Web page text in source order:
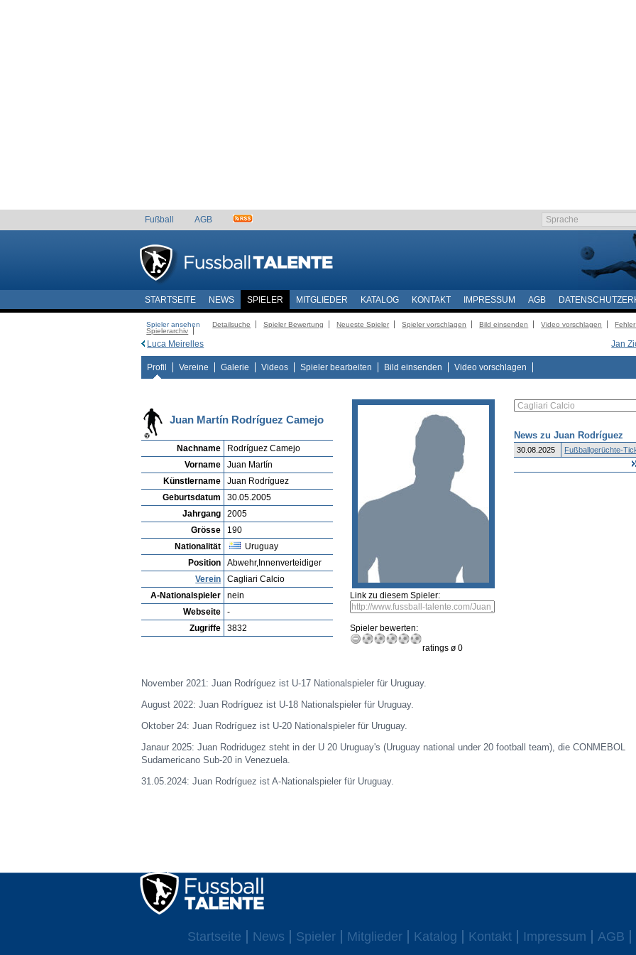
Fußball AGB
STARTSEITE NEWS SPIELER MITGLIEDER KATALOG KONTAKT IMPRESSUM AGB
Spieler ansehen Detailsuche Spieler Bewertung Neueste Spieler Spieler vorschlagen Bild einsenden Video vorschlagen
Spielerarchiv
Jan
Luca Meirelles
Profil Vereine Galerie Videos Spieler bearbeiten Bild einsenden Video vorschlagen
Juan Martín Rodríguez Camejo
Nachname
Rodríguez Camejo
Vorname
Juan Martín
Künstlername
Juan Rodríguez
Geburtsdatum
30.05.2005
Jahrgang
2005
Grösse
190
Nationalität
Uruguay
Position
Abwehr,Innenverteidiger
Verein
Cagliari Calcio
A-Nationalspieler
nein
Webseite
-
Zugriffe
3832
Link zu diesem Spieler:
Spieler bewerten:
ratings ø 0
News zu Juan Rodríguez
30.08.2025
Fußballgerüchte-
November 2021: Juan Rodríguez ist U-17 Nationalspieler für Uruguay.
August 2022: Juan Rodríguez ist U-18 Nationalspieler für Uruguay.
Oktober 24: Juan Rodríguez ist U-20 Nationalspieler für Uruguay.
Janaur 2025: Juan Rodridugez steht in der U 20 Uruguay's (Uruguay national under 20 football team), die CONMEBOL
Sudamericano Sub-20 in Venezuela.
31.05.2024: Juan Rodríguez ist A-Nationalspieler für Uruguay.
Startseite News Spieler Mitglieder Katalog Kontakt Impressum AGB